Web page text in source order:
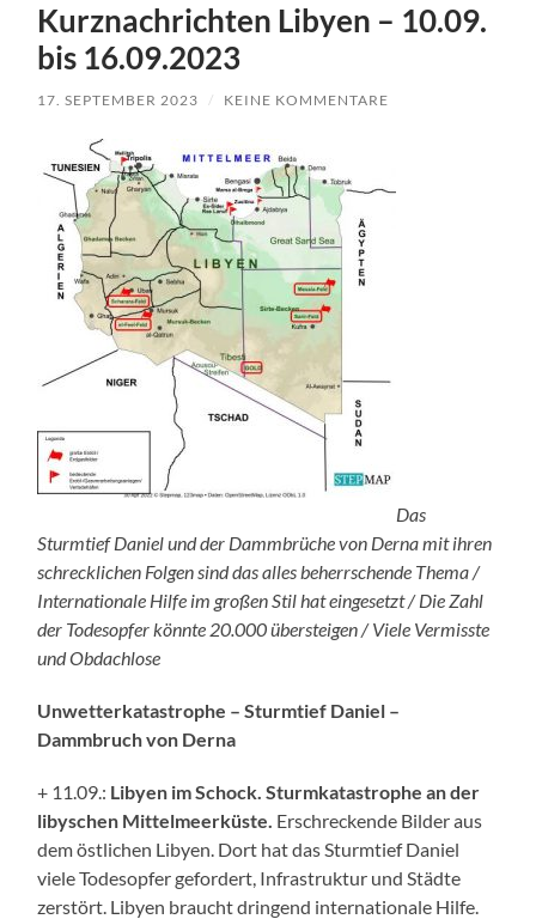
Kurznachrichten Libyen – 10.09.
bis 16.09.2023
17. SEPTEMBER 2023 / KEINE KOMMENTARE
Das
Sturmtief Daniel und der Dammbrüche von Derna mit ihren
schrecklichen Folgen sind das alles beherrschende Thema /
Internationale Hilfe im großen Stil hat eingesetzt / Die Zahl
der Todesopfer könnte 20.000 übersteigen / Viele Vermisste
und Obdachlose
Unwetterkatastrophe – Sturmtief Daniel –
Dammbruch von Derna
+ 11.09.: Libyen im Schock. Sturmkatastrophe an der
libyschen Mittelmeerküste. Erschreckende Bilder aus
dem östlichen Libyen. Dort hat das Sturmtief Daniel
viele Todesopfer gefordert, Infrastruktur und Städte
zerstört. Libyen braucht dringend internationale Hilfe.